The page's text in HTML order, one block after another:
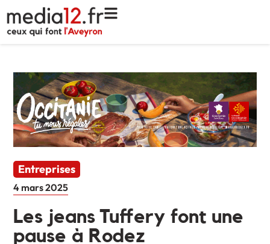
Entreprises
4 mars 2025
Les jeans Tuffery font une
pause à Rodez